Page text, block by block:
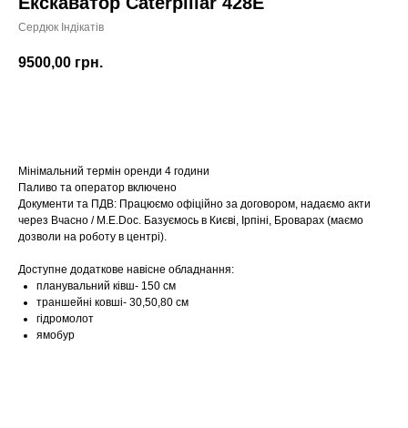
Сердюк Індікатів
9500,00 грн.
Мінімальний термін оренди 4 години
Паливо та оператор включено
Документи та ПДВ: Працюємо офіційно за договором, надаємо акти
через Вчасно / M.E.Doc. Базуємось в Києві, Ірпіні, Броварах (маємо
дозволи на роботу в центрі).
Доступне додаткове навісне обладнання:
планувальний ківш- 150 см
траншейні ковші- 30,50,80 см
гідромолот
ямобур